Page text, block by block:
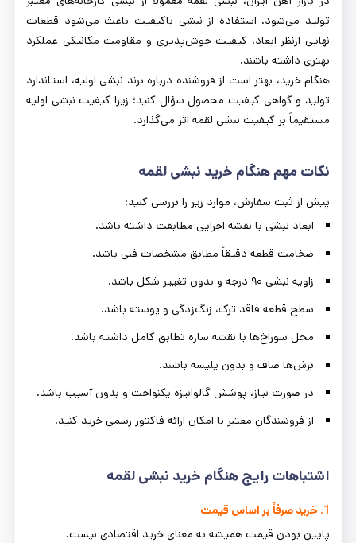
تولید می‌شود. استفاده از نبشی باکیفیت باعث می‌شود قطعات
نهایی ازنظر ابعاد، کیفیت جوش‌پذیری و مقاومت مکانیکی عملکرد
بهتری داشته باشند.
هنگام خرید، بهتر است از فروشنده درباره برند نبشی اولیه، استاندارد
تولید و گواهی کیفیت محصول سؤال کنید؛ زیرا کیفیت نبشی اولیه
مستقیماً بر کیفیت نبشی لقمه اثر می‌گذارد.
نکات مهم هنگام خرید نبشی لقمه
پیش از ثبت سفارش، موارد زیر را بررسی کنید:
ابعاد نبشی با نقشه اجرایی مطابقت داشته باشد.
ضخامت قطعه دقیقاً مطابق مشخصات فنی باشد.
زاویه نبشی ۹۰ درجه و بدون تغییر شکل باشد.
سطح قطعه فاقد ترک، زنگ‌زدگی و پوسته باشد.
محل سوراخ‌ها با نقشه سازه تطابق کامل داشته باشد.
برش‌ها صاف و بدون پلیسه باشند.
در صورت نیاز، پوشش گالوانیزه یکنواخت و بدون آسیب باشد.
از فروشندگان معتبر با امکان ارائه فاکتور رسمی خرید کنید.
اشتباهات رایج هنگام خرید نبشی لقمه
1. خرید صرفاً بر اساس قیمت
پایین بودن قیمت همیشه به معنای خرید اقتصادی نیست.